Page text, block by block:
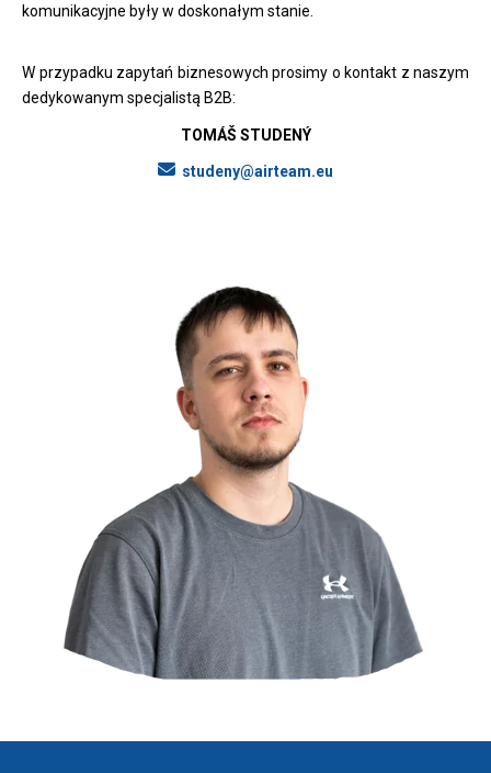
komunikacyjne były w doskonałym stanie.
W przypadku zapytań biznesowych prosimy o kontakt z naszym
dedykowanym specjalistą B2B:
TOMÁŠ STUDENÝ
studeny@airteam.eu